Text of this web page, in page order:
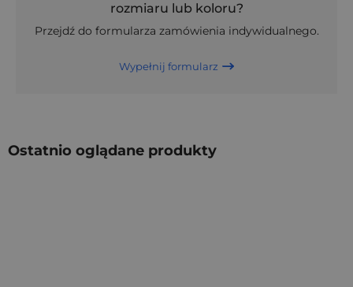
rozmiaru lub koloru?
Przejdź do formularza zamówienia indywidualnego.
Wypełnij formularz
Ostatnio oglądane produkty